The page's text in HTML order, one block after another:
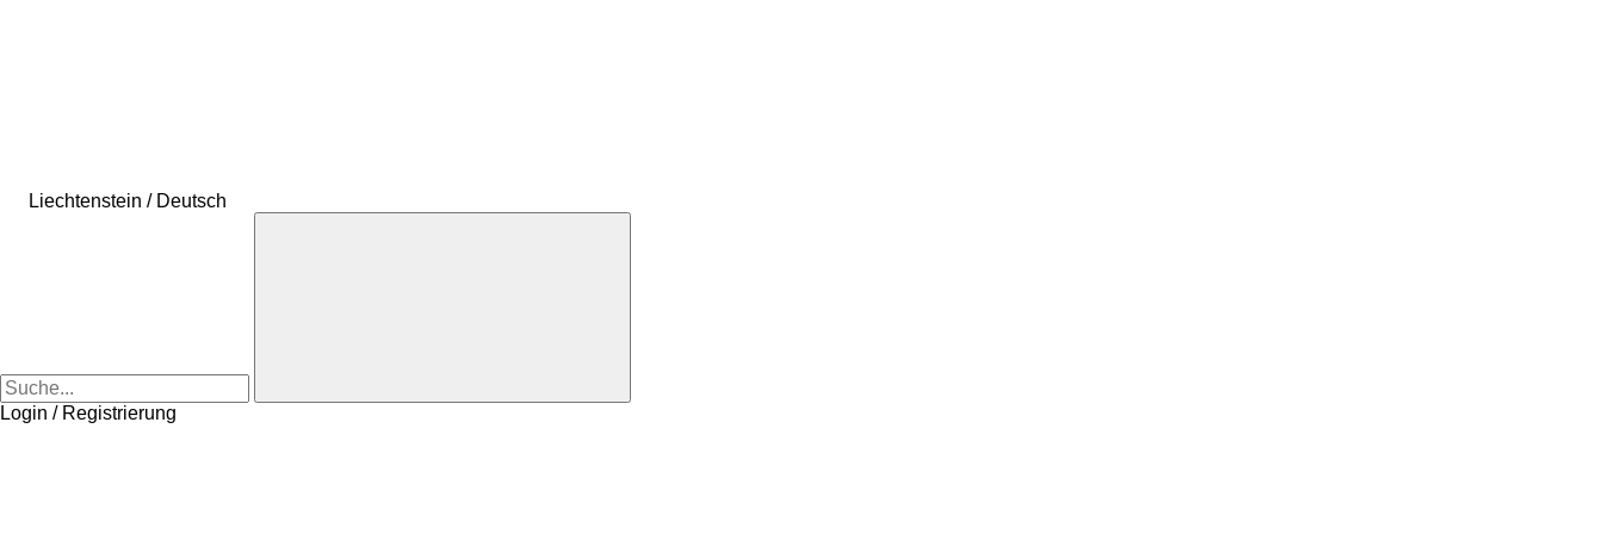
Liechtenstein / Deutsch
Login / Registrierung